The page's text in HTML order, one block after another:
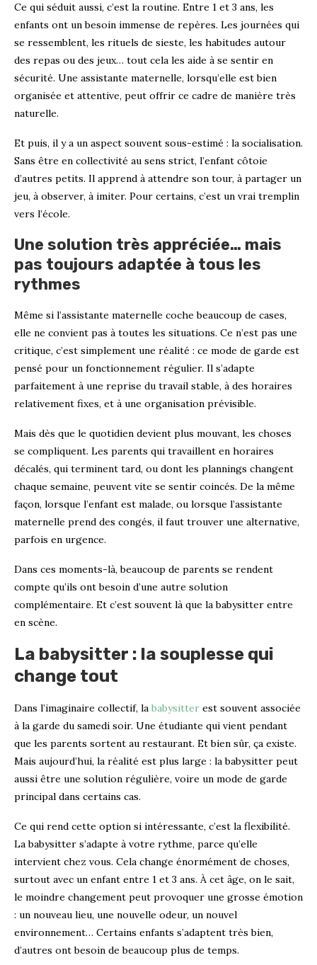
Ce qui séduit aussi, c’est la routine. Entre 1 et 3 ans, les
enfants ont un besoin immense de repères. Les journées qui
se ressemblent, les rituels de sieste, les habitudes autour
des repas ou des jeux… tout cela les aide à se sentir en
sécurité. Une assistante maternelle, lorsqu’elle est bien
organisée et attentive, peut offrir ce cadre de manière très
naturelle.
Et puis, il y a un aspect souvent sous-estimé : la socialisation.
Sans être en collectivité au sens strict, l’enfant côtoie
d’autres petits. Il apprend à attendre son tour, à partager un
jeu, à observer, à imiter. Pour certains, c’est un vrai tremplin
vers l’école.
Une solution très appréciée… mais
pas toujours adaptée à tous les
rythmes
Même si l’assistante maternelle coche beaucoup de cases,
elle ne convient pas à toutes les situations. Ce n’est pas une
critique, c’est simplement une réalité : ce mode de garde est
pensé pour un fonctionnement régulier. Il s’adapte
parfaitement à une reprise du travail stable, à des horaires
relativement fixes, et à une organisation prévisible.
Mais dès que le quotidien devient plus mouvant, les choses
se compliquent. Les parents qui travaillent en horaires
décalés, qui terminent tard, ou dont les plannings changent
chaque semaine, peuvent vite se sentir coincés. De la même
façon, lorsque l’enfant est malade, ou lorsque l’assistante
maternelle prend des congés, il faut trouver une alternative,
parfois en urgence.
Dans ces moments-là, beaucoup de parents se rendent
compte qu’ils ont besoin d’une autre solution
complémentaire. Et c’est souvent là que la babysitter entre
en scène.
La babysitter : la souplesse qui
change tout
Dans l’imaginaire collectif, la babysitter est souvent associée
à la garde du samedi soir. Une étudiante qui vient pendant
que les parents sortent au restaurant. Et bien sûr, ça existe.
Mais aujourd’hui, la réalité est plus large : la babysitter peut
aussi être une solution régulière, voire un mode de garde
principal dans certains cas.
Ce qui rend cette option si intéressante, c’est la flexibilité.
La babysitter s’adapte à votre rythme, parce qu’elle
intervient chez vous. Cela change énormément de choses,
surtout avec un enfant entre 1 et 3 ans. À cet âge, on le sait,
le moindre changement peut provoquer une grosse émotion
: un nouveau lieu, une nouvelle odeur, un nouvel
environnement… Certains enfants s’adaptent très bien,
d’autres ont besoin de beaucoup plus de temps.